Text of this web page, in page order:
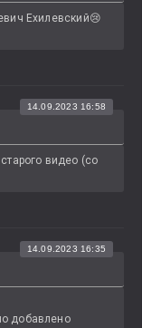
Ехилевский😢
14.09.2023 16:58
видео (со
14.09.2023 16:35
добавлено